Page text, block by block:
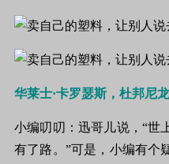
华莱士·卡罗瑟斯，杜邦尼
小编叨叨：迅哥儿说，“世
有了路。”可是，小编有个